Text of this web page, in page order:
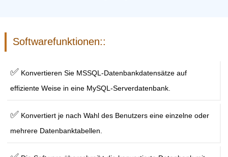
Softwarefunktionen::
✅ Konvertieren Sie MSSQL-Datenbankdatensätze auf
effiziente Weise in eine MySQL-Serverdatenbank.
✅ Konvertiert je nach Wahl des Benutzers eine einzelne oder
mehrere Datenbanktabellen.